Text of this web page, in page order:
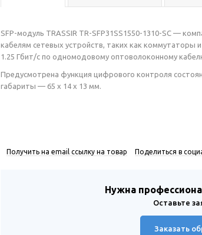
SFP-модуль TRASSIR TR-SFP31SS1550-1310-SC —
кабелям сетевых устройств, таких как
1.25 Гбит/с по одномодовому оптоволоконному
Предусмотрена функция цифрового контроля
габариты — 65 x 14 x 13 мм.
Получить на email ссылку на товар Поделиться в
Нужна
Оставьте
Заказать